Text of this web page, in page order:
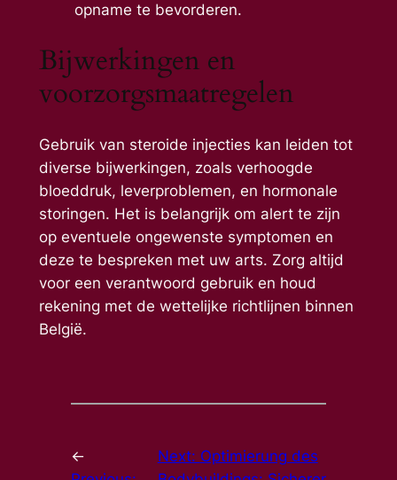
opname te bevorderen.
Bijwerkingen en
voorzorgsmaatregelen
Gebruik van steroide injecties kan leiden tot
diverse bijwerkingen, zoals verhoogde
bloeddruk, leverproblemen, en hormonale
storingen. Het is belangrijk om alert te zijn
op eventuele ongewenste symptomen en
deze te bespreken met uw arts. Zorg altijd
voor een verantwoord gebruik en houd
rekening met de wettelijke richtlijnen binnen
België.
←
Next: Optimierung des